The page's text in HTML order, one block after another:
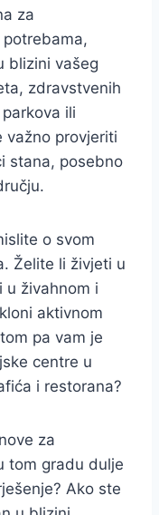
za
blizini vašeg
zdravstvenih
ili
važno provjeriti
stana, posebno
o svom
Želite li živjeti u
u živahnom i
aktivnom
pa vam je
centre u
i restorana?
za
tom gradu dulje
Ako ste